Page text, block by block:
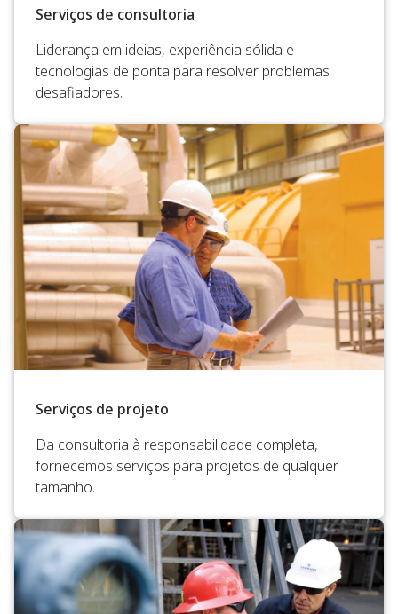
Serviços de consultoria
Liderança em ideias, experiência sólida e
tecnologias de ponta para resolver problemas
desafiadores.
Serviços de projeto
Da consultoria à responsabilidade completa,
fornecemos serviços para projetos de qualquer
tamanho.